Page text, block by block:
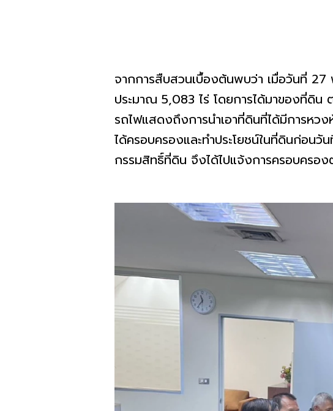
จากการสืบสวนเบื้องต้นพบว่า เมื่อวันที่ 27
ประมาณ 5,083 ไร่ โดยการได้มาของที่ดิน
รถไฟแสดงถึงการนำเอาที่ดินที่ได้มีการหว
ได้ครอบครองและทำประโยชน์ในที่ดินก่อน
กรรมสิทธิ์ที่ดิน จึงได้ไปแจ้งการครอบครอ